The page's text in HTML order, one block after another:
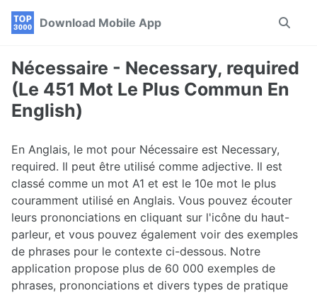
Skip
navigation
Skip
Skip
Download Mobile App
Toggle
Nécessaire - Necessary, required
(Le 451 Mot Le Plus Commun En
English)
En Anglais, le mot pour Nécessaire est Necessary,
required. Il peut être utilisé comme adjective. Il est
classé comme un mot A1 et est le 10e mot le plus
couramment utilisé en Anglais. Vous pouvez écouter
leurs prononciations en cliquant sur l'icône du haut-
parleur, et vous pouvez également voir des exemples
de phrases pour le contexte ci-dessous. Notre
application propose plus de 60 000 exemples de
phrases, prononciations et divers types de pratique